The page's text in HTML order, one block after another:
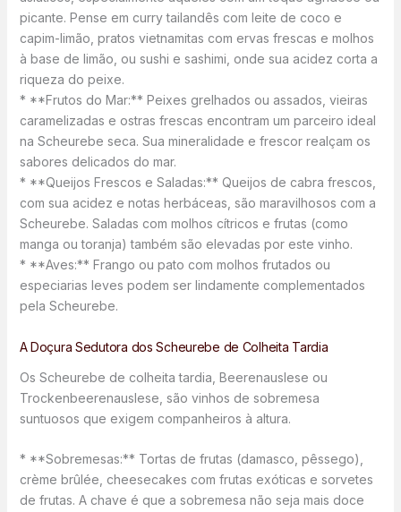
picante. Pense em curry tailandês com leite de coco e
capim-limão, pratos vietnamitas com ervas frescas e molhos
à base de limão, ou sushi e sashimi, onde sua acidez corta a
riqueza do peixe.
* **Frutos do Mar:** Peixes grelhados ou assados, vieiras
caramelizadas e ostras frescas encontram um parceiro ideal
na Scheurebe seca. Sua mineralidade e frescor realçam os
sabores delicados do mar.
* **Queijos Frescos e Saladas:** Queijos de cabra frescos,
com sua acidez e notas herbáceas, são maravilhosos com a
Scheurebe. Saladas com molhos cítricos e frutas (como
manga ou toranja) também são elevadas por este vinho.
* **Aves:** Frango ou pato com molhos frutados ou
especiarias leves podem ser lindamente complementados
pela Scheurebe.
A Doçura Sedutora dos Scheurebe de Colheita Tardia
Os Scheurebe de colheita tardia, Beerenauslese ou
Trockenbeerenauslese, são vinhos de sobremesa
suntuosos que exigem companheiros à altura.
* **Sobremesas:** Tortas de frutas (damasco, pêssego),
crème brûlée, cheesecakes com frutas exóticas e sorvetes
de frutas. A chave é que a sobremesa não seja mais doce